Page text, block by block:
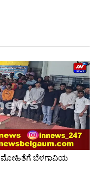
ಮೋಹಿತೆಗೆ ಬೆಳಗಾವಿಯ